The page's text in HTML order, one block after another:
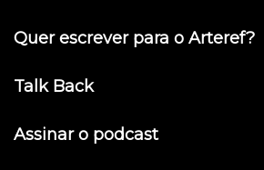
Quer escrever para o Arteref?
Talk Back
Assinar o podcast